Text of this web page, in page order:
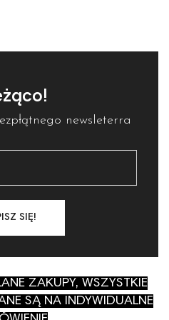
newsleterra
SIĘ!
ZAKUPY, WSZYSTKIE
SĄ NA INDYWIDUALNE